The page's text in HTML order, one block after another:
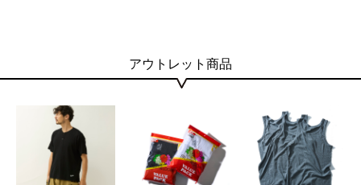
アウトレット商品